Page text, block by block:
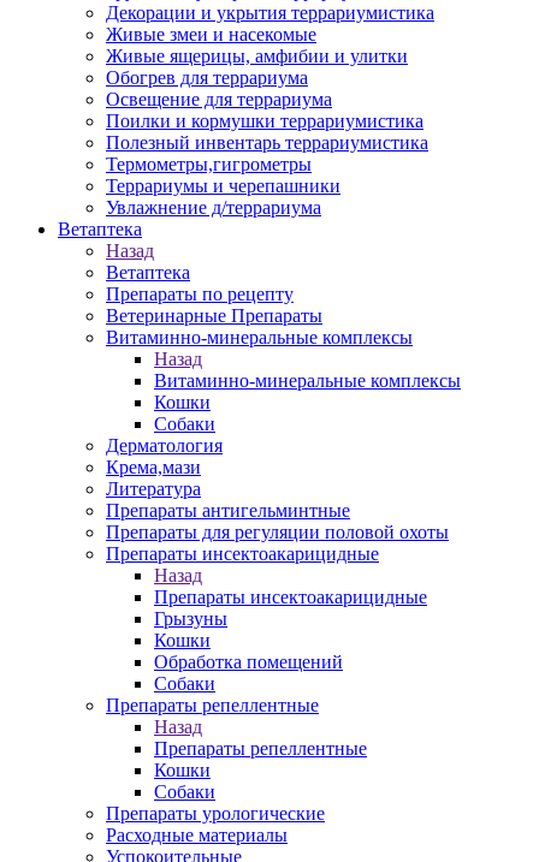
Декорации и укрытия террариумистика
Живые змеи и насекомые
Живые ящерицы, амфибии и улитки
Обогрев для террариума
Освещение для террариума
Поилки и кормушки террариумистика
Полезный инвентарь террариумистика
Термометры,гигрометры
Террариумы и черепашники
Увлажнение д/террариума
Ветаптека
Назад
Ветаптека
Препараты по рецепту
Ветеринарные Препараты
Витаминно-минеральные комплексы
Назад
Витаминно-минеральные комплексы
Кошки
Собаки
Дерматология
Крема,мази
Литература
Препараты антигельминтные
Препараты для регуляции половой охоты
Препараты инсектоакарицидные
Назад
Препараты инсектоакарицидные
Грызуны
Кошки
Обработка помещений
Собаки
Препараты репеллентные
Назад
Препараты репеллентные
Кошки
Собаки
Препараты урологические
Расходные материалы
Успокоительные